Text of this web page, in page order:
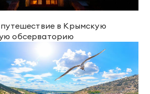
в Крымскую
обсерваторию